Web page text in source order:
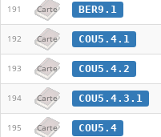
191 Carte BER9.1
192 Carte COU5.4.1
193 Carte COU5.4.2
194 Carte COU5.4.3.1
195 Carte COU5.4